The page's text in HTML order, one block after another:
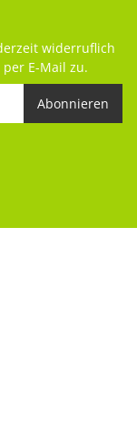
widerruflich
E-Mail zu.
Abonnieren